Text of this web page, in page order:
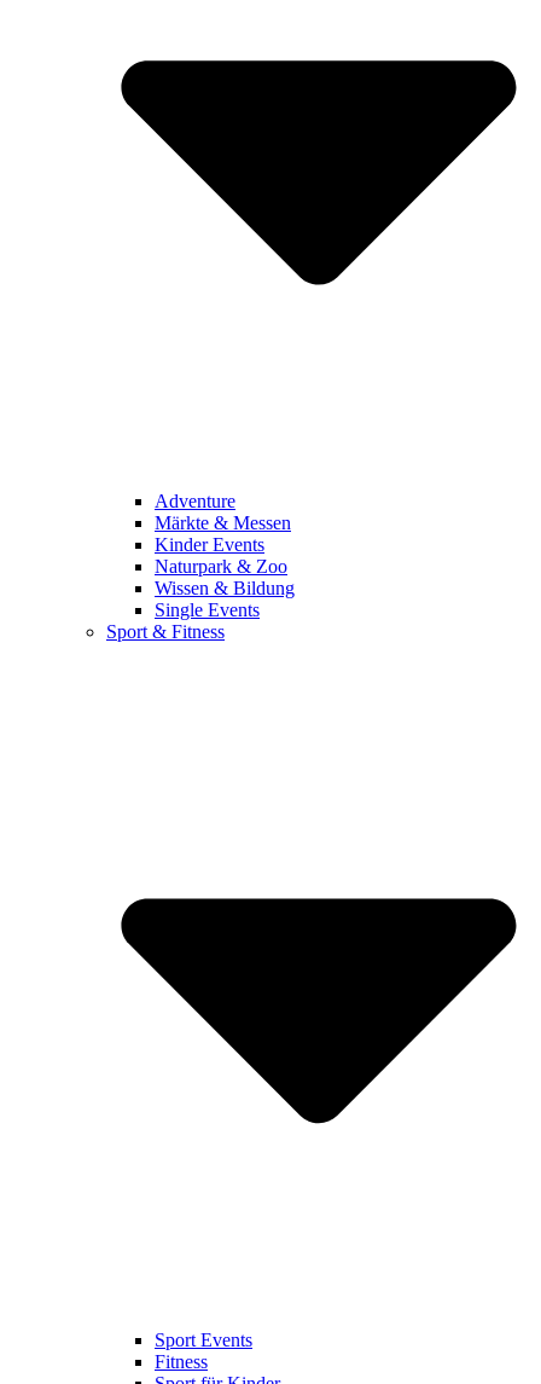
Adventure
Märkte & Messen
Kinder Events
Naturpark & Zoo
Wissen & Bildung
Single Events
Sport & Fitness
Sport Events
Fitness